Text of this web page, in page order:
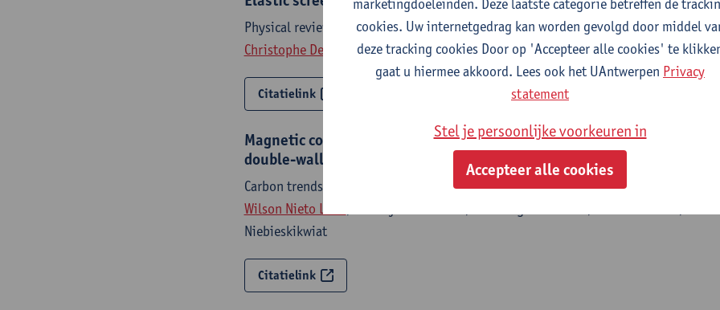
Physical review letters - ISSN 0031-9007-134:4 (2025) p. 1-8
Christophe De Beule,Robin Smeyers,Wilson Nieto Luna, E.J. Mele,Lucian Covaci
Citatielink
Magnetic coupling of iron-based ferromagnetic nanoclusters
double-wall carbon nanotubes
Carbon trends - ISSN 2667-0569-19 (2025) p. 1-6
Wilson Nieto Luna
, Johnny Chimborazo, Hidetsugu Shiozawa, Thomas Pichler,
Niebieskikwiat
Citatielink
marketingdoeleinden. Deze laatste categorie betreffen de
cookies. Uw internetgedrag kan worden gevolgd door middel
deze tracking cookies Door op 'Accepteer alle cookies' te
gaat u hiermee akkoord. Lees ook het UAntwerpen Privacy
statement
Stel je persoonlijke voorkeuren in
Accepteer alle cookies